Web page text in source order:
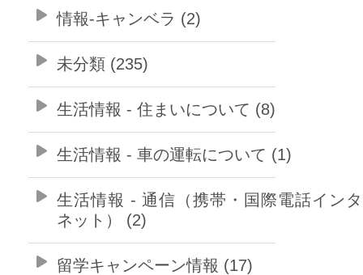
情報-キャンベラ (2)
未分類 (235)
生活情報 - 住まいについて (8)
生活情報 - 車の運転について (1)
生活情報 - 通信（携帯・国際電話イン
ネット） (2)
留学キャンペーン情報 (17)